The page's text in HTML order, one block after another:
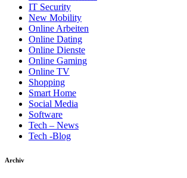
IT Security
New Mobility
Online Arbeiten
Online Dating
Online Dienste
Online Gaming
Online TV
Shopping
Smart Home
Social Media
Software
Tech – News
Tech -Blog
Archiv